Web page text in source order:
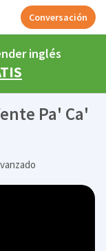
Conversación
inglés
Pa' Ca'